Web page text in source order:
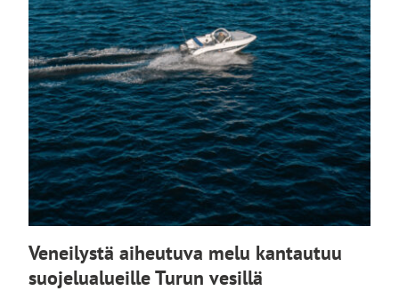
Veneilystä aiheutuva melu kantautuu
suojelualueille Turun vesillä